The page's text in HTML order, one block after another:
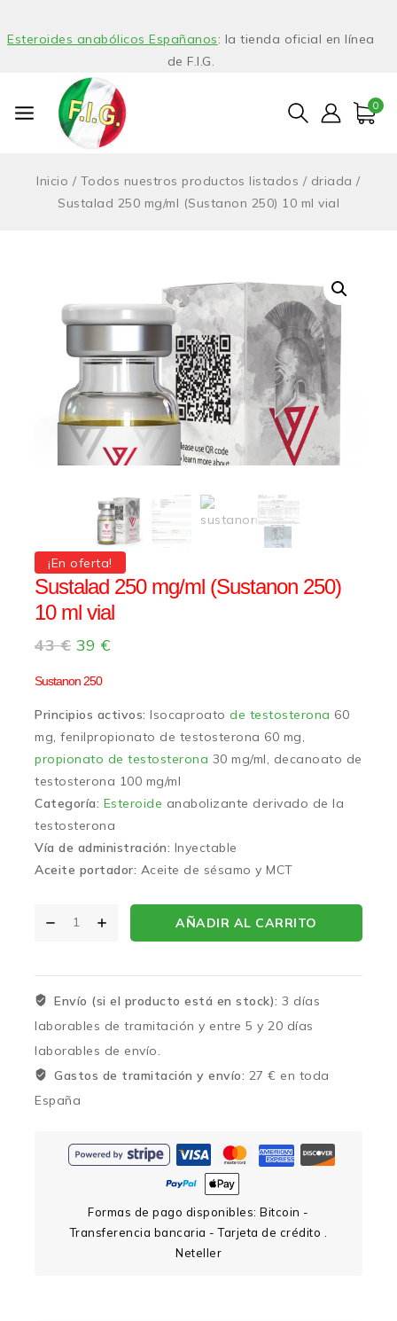
Esteroides anabólicos Españanos: la tienda oficial en línea
de F.I.G.
0
Inicio / Todos nuestros productos listados / driada /
Sustalad 250 mg/ml (Sustanon 250) 10 ml vial
¡En oferta!
Sustalad 250 mg/ml (Sustanon 250)
10 ml vial
43€ 39 €
Sustanon 250
Principios activos: Isocaproato de testosterona 60
mg, fenilpropionato de testosterona 60 mg,
propionato de testosterona 30 mg/ml, decanoato de
testosterona 100 mg/ml
Categoría: Esteroide anabolizante derivado de la
testosterona
Vía de administración: Inyectable
Aceite portador: Aceite de sésamo y MCT
AÑADIR AL CARRITO
Envío (si el producto está en stock): 3 días
laborables de tramitación y entre 5 y 20 días
laborables de envío.
Gastos de tramitación y envío: 27 € en toda
España
Formas de pago disponibles: Bitcoin -
Transferencia bancaria - Tarjeta de crédito .
Neteller